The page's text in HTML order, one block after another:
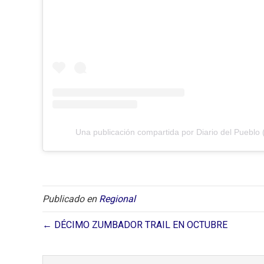
Una publicación compartida por Diario del Pueblo
Publicado en Regional
← DÉCIMO ZUMBADOR TRAIL EN OCTUBRE